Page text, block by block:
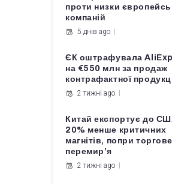
проти низки
компаній
5 днів ago
ЄК оштрафувала
на €550 млн за продаж
контрафактної
2 тижні ago
Китай експортує до
20% менше критичних
магнітів, попри
перемир’я
2 тижні ago